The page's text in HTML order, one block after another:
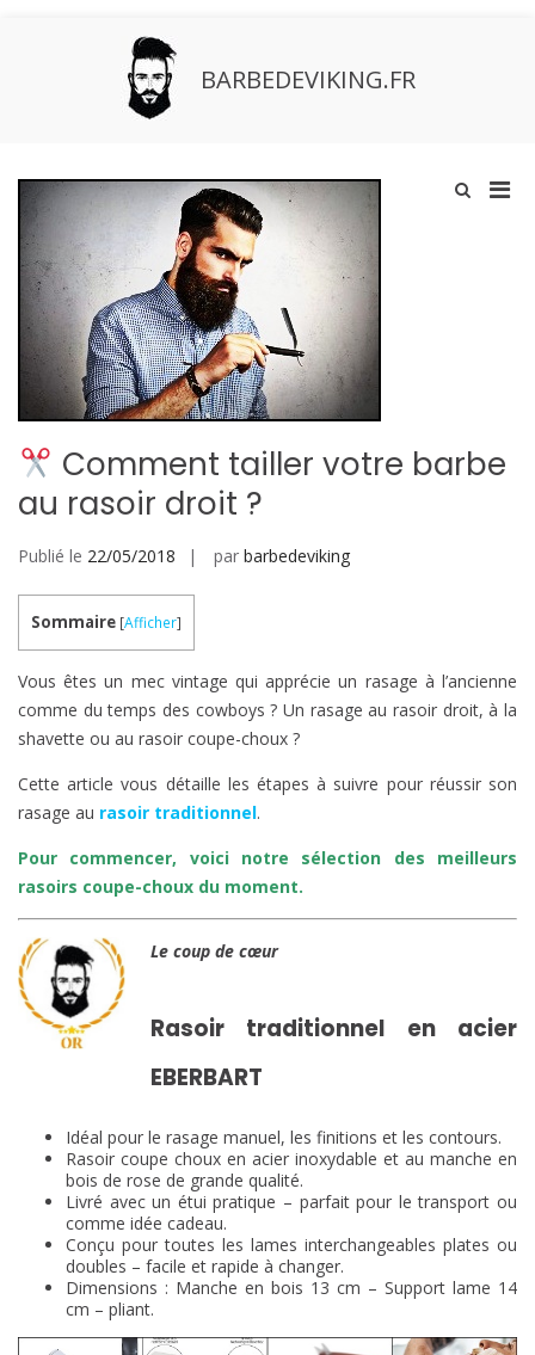
BARBEDEVIKING.FR
Afficher
Comment tailler votre barbe
au rasoir droit ?
Publié le 22/05/2018 par barbedeviking
Sommaire [Afficher]
Vous êtes un mec vintage qui apprécie un rasage à l’ancienne
comme du temps des cowboys ? Un rasage au rasoir droit, à la
shavette ou au rasoir coupe-choux ?
Cette article vous détaille les étapes à suivre pour réussir son
rasage au rasoir traditionnel.
Pour commencer, voici notre sélection des meilleurs
rasoirs coupe-choux du moment.
Le coup de cœur
Rasoir traditionnel en acier
EBERBART
Idéal pour le rasage manuel, les finitions et les contours.
Rasoir coupe choux en acier inoxydable et au manche en
bois de rose de grande qualité.
Livré avec un étui pratique – parfait pour le transport ou
comme idée cadeau.
Conçu pour toutes les lames interchangeables plates ou
doubles – facile et rapide à changer.
Dimensions : Manche en bois 13 cm – Support lame 14
cm – pliant.